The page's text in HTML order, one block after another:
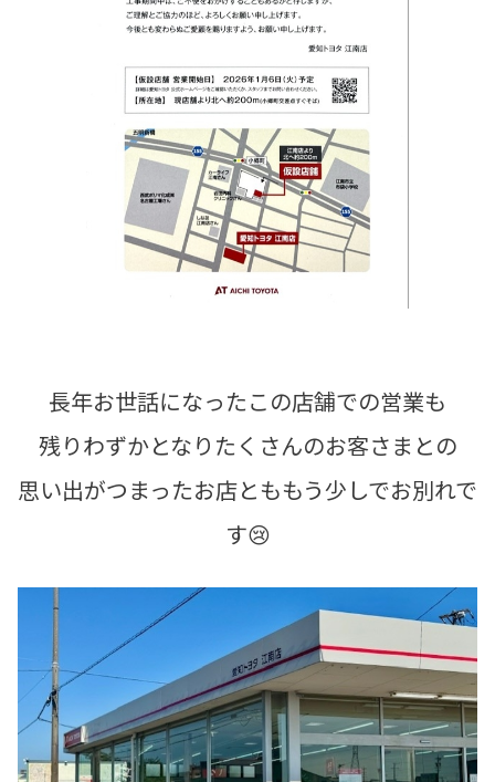
長年お世話になったこの店舗での営業も
残りわずかとなりたくさんのお客さまとの
思い出がつまったお店とももう少しでお別れで
す😢